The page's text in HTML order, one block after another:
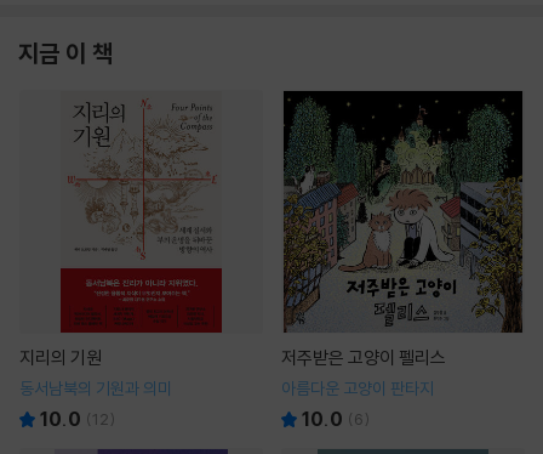
지금 이 책
지리의 기원
동서남북의 기원과 의미
10.0 (12)
저주받은 고양이 펠리스
아름다운 고양이 판타지
10.0 (6)